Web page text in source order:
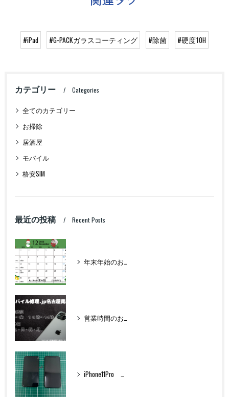
#iPad #G-PACKガラスコーティング #除菌 #硬度10H
カテゴリー Categories
全てのカテゴリー
お掃除
居酒屋
モバイル
格安SIM
最近の投稿 Recent Posts
年末年始のお知らせ
営業時間のお知らせ
iPhone11Pro フロントパネル交換